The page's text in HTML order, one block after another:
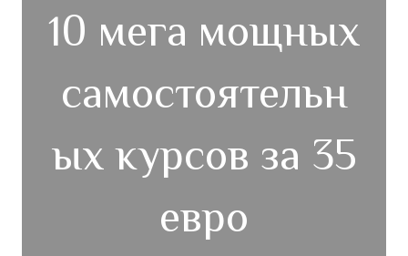
10 мега мощных
самостоятельн
ых курсов за 35
евро